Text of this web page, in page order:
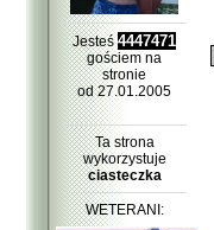
Jesteś4447471
gościem na
stronie
od 27.01.2005
Ta strona
wykorzystuje
ciasteczka
WETERANI: